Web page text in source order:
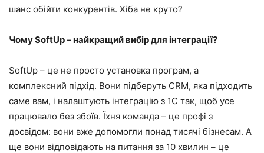
шанс обійти конкурентів. Хіба не круто?
Чому SoftUp – найкращий вибір для інтеграції?
SoftUp – це не просто установка програм, а
комплексний підхід. Вони підберуть CRM, яка підходить
саме вам, і налаштують інтеграцію з 1С так, щоб усе
працювало без збоїв. Їхня команда – це профі з
досвідом: вони вже допомогли понад тисячі бізнесам. А
ще вони відповідають на питання за 10 хвилин – це